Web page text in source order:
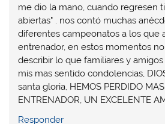
me dio la mano, cuando regresen
abiertas" . nos contó muchas
diferentes campeonatos a los que
entrenador, en estos momentos
describir lo que familiares y
mis mas sentido condolencias,
santa gloria, HEMOS PERDIDO
ENTRENADOR, UN EXCELENTE
Responder